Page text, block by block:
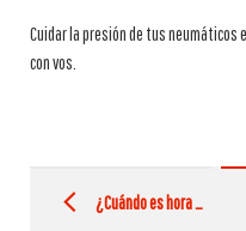
Cuidar la presión de tus neumáticos
con vos.
navigation